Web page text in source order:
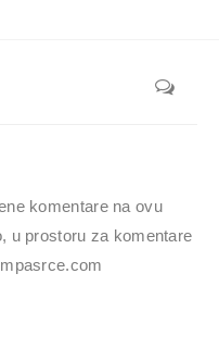
komentare na ovu
u prostoru za komentare